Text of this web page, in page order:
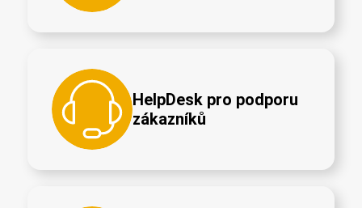
HelpDesk pro podporu
zákazníků